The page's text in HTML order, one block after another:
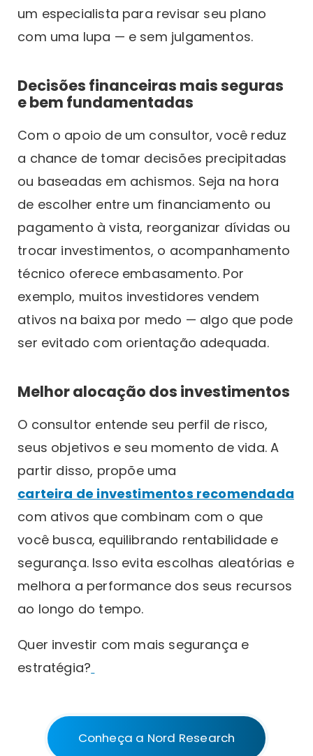
um especialista para revisar seu plano
com uma lupa — e sem julgamentos.
Decisões financeiras mais seguras
e bem fundamentadas
Com o apoio de um consultor, você reduz
a chance de tomar decisões precipitadas
ou baseadas em achismos. Seja na hora
de escolher entre um financiamento ou
pagamento à vista, reorganizar dívidas ou
trocar investimentos, o acompanhamento
técnico oferece embasamento. Por
exemplo, muitos investidores vendem
ativos na baixa por medo — algo que pode
ser evitado com orientação adequada.
Melhor alocação dos investimentos
O consultor entende seu perfil de risco,
seus objetivos e seu momento de vida. A
partir disso, propõe uma
carteira de investimentos recomendada
com ativos que combinam com o que
você busca, equilibrando rentabilidade e
segurança. Isso evita escolhas aleatórias e
melhora a performance dos seus recursos
ao longo do tempo.
Quer investir com mais segurança e
estratégia?
Conheça a Nord Research